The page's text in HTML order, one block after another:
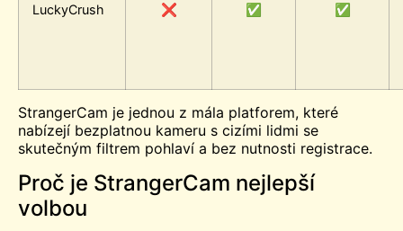
LuckyCrush ❌ ✅ ✅
StrangerCam je jednou z mála platforem, které
nabízejí bezplatnou kameru s cizími lidmi se
skutečným filtrem pohlaví a bez nutnosti registrace.
Proč je StrangerCam nejlepší
volbou